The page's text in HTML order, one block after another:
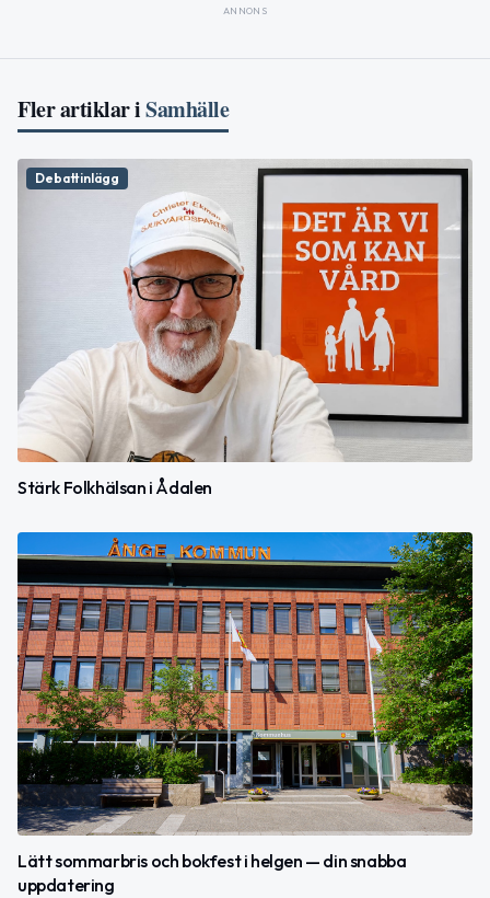
ANNONS
Fler artiklar iSamhälle
Debattinlägg
Stärk Folkhälsan i Ådalen
Lätt sommarbris och bokfest i helgen — din snabba
uppdatering